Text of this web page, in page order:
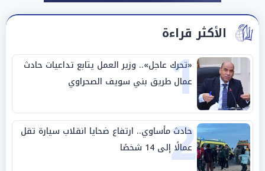
الأكثر قراءة
1
«تحرك عاجل».. وزير العمل يتابع تداعيات حادث
عمال طريق بني سويف الصحراوي
2
حادث مأساوي.. ارتفاع ضحايا انقلاب سيارة تقل
عمالًا إلى 14 شخصًا